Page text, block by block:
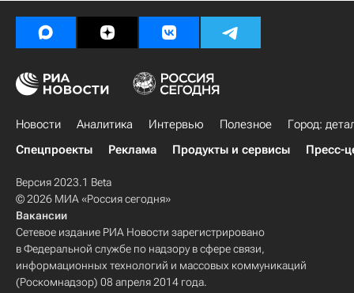
Новости Аналитика Интервью Полезное
Город:
Спецпроекты
Реклама Продукты и сервисы Пресс-
Версия 2023.1 Beta
© 2026 МИА «Россия сегодня»
Вакансии
Сетевое издание РИА Новости зарегистрировано
в Федеральной службе по надзору в сфере связи,
информационных технологий и массовых коммуникаций
(Роскомнадзор) 08 апреля 2014 года.